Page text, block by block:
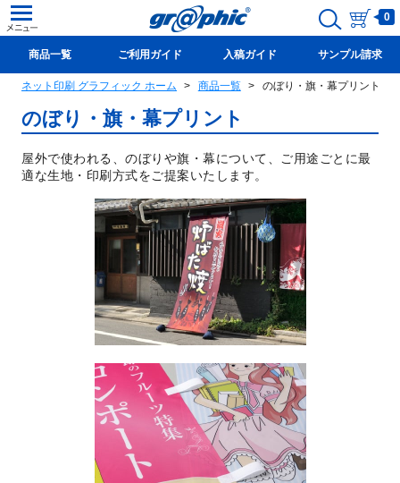
0
商品一覧 ご利用ガイド 入稿ガイド サンプル請求
新規会員登録(無料)
ネット印刷 グラフィック ホーム 商品一覧 のぼり・旗・幕プリント
のぼり・旗・幕プリント
屋外で使われる、のぼりや旗・幕について、ご用途ごとに最
適な生地・印刷方式をご提案いたします。